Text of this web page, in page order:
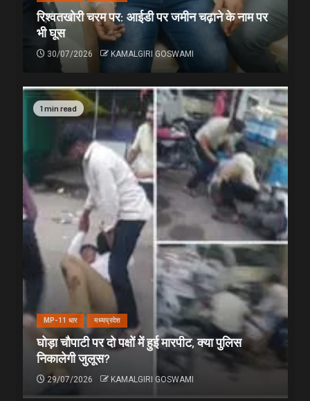
रिश्वतखोरी चरम पर: आईडी पर जमीन चढ़ाने के नाम पर
भी घूस
30/07/2026 KAMALGIRI GOSWAMI
1 min read
MP-11 धार मध्यप्रदेश
घोड़ा चौपाटी पर दो पक्षों में हुई मारपीट, क्या पुलिस
निकालेगी जुलूस?
29/07/2026 KAMALGIRI GOSWAMI